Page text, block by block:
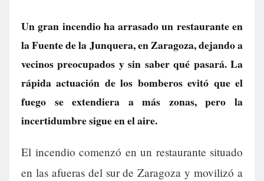
Un gran incendio ha arrasado un restaurante en
la Fuente de la Junquera, en Zaragoza, dejando a
vecinos preocupados y sin saber qué pasará. La
rápida actuación de los bomberos evitó que el
fuego se extendiera a más zonas, pero la
incertidumbre sigue en el aire.
El incendio comenzó en un restaurante situado
en las afueras del sur de Zaragoza y movilizó a